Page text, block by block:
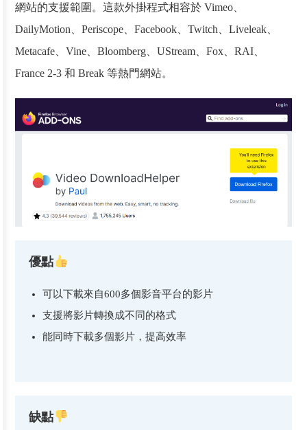
網站的支援範圍。這款外掛程式相容於 Vimeo、
DailyMotion、Periscope、Facebook、Twitch、Liveleak、
Metacafe、Vine、Bloomberg、UStream、Fox、RAI、
France 2-3 和 Break 等熱門網站。
優點
可以下載來自600多個影音平台的影片
支援將影片轉換成不同的格式
能同時下載多個影片，提高效率
缺點